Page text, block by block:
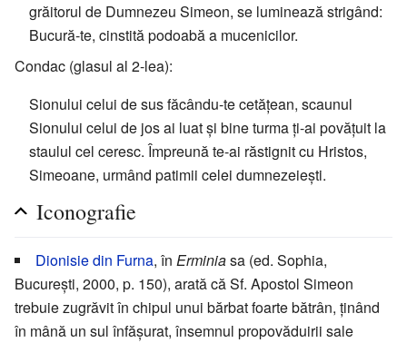
grăitorul de Dumnezeu Simeon, se luminează strigând:
Bucură-te, cinstită podoabă a mucenicilor.
Condac (glasul al 2-lea):
Sionului celui de sus făcându-te cetățean, scaunul
Sionului celui de jos ai luat și bine turma ți-ai povățuit la
staulul cel ceresc. Împreună te-ai răstignit cu Hristos,
Simeoane, urmând patimii celei dumnezeiești.
Iconografie
Dionisie din Furna, în Erminiasa (ed. Sophia,
București, 2000, p. 150), arată că Sf. Apostol Simeon
trebuie zugrăvit în chipul unui bărbat foarte bătrân, ținând
în mână un sul înfășurat, însemnul propovăduirii sale